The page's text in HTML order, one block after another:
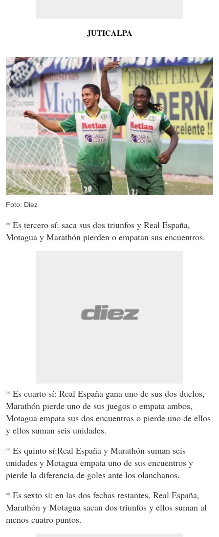
JUTICALPA
Foto: Diez
* Es tercero sí: saca sus dos triunfos y Real España,
Motagua y Marathón pierden o empatan sus encuentros.
* Es cuarto sí: Real España gana uno de sus dos duelos,
Marathón pierde uno de sus juegos o empata ambos,
Motagua empata sus dos encuentros o pierde uno de ellos
y ellos suman seis unidades.
* Es quinto sí:Real España y Marathón suman seis
unidades y Motagua empata uno de sus encuentros y
pierde la diferencia de goles ante los olanchanos.
* Es sexto sí: en las dos fechas restantes, Real España,
Marathón y Motagua sacan dos triunfos y ellos suman al
menos cuatro puntos.